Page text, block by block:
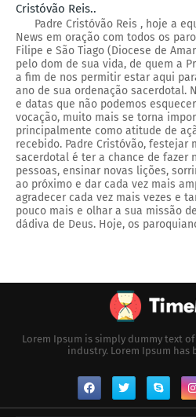
Cristóvão Reis..
Padre Cristóvão Reis , hoje a
News em oração com todos os
Filipe e São Tiago (Diocese de
pelo dom de sua vida, de quem a
a fim de nos permitir estar aqui
ano de sua ordenação sacerdotal.
e datas que não podemos
vocação, muito mais se torna
principalmente como atitude de
recebido. Padre Cristóvão, festejar
sacerdotal é ter a chance de fazer
pessoas, ensinar novas lições,
ao próximo e dar cada vez mais
agradecer cada vez mais vezes e
pouco mais e olhar a sua missão
dádiva de Deus. Hoje, os
Lorem Ipsum is simply dummy text
industry. Lorem Ipsum has